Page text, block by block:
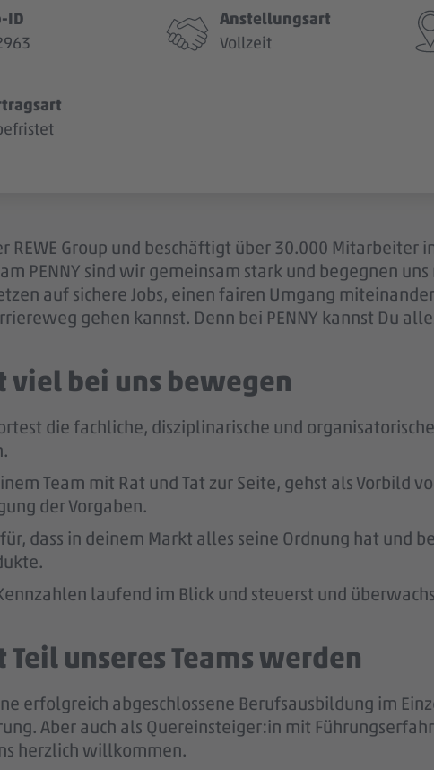
ID
Anstellungsart
Vollzeit
REWE Group und beschäftigt über 30.000
PENNY sind wir gemeinsam stark und begegnen
auf sichere Jobs, einen fairen Umgang
gehen kannst. Denn bei PENNY kannst Du
viel bei uns bewegen
die fachliche, disziplinarische und
Team mit Rat und Tat zur Seite, gehst als Vorbild
der Vorgaben.
dass in deinem Markt alles seine Ordnung hat und
laufend im Blick und steuerst und
Teil unseres Teams werden
erfolgreich abgeschlossene Berufsausbildung im
Aber auch als Quereinsteiger:in mit
herzlich willkommen.